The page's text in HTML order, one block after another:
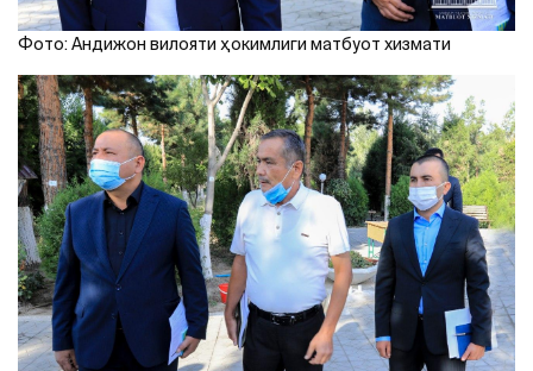
Фото: Андижон вилояти ҳокимлиги матбуот хизмати